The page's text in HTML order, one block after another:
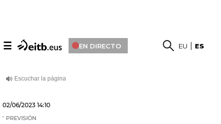
☰ EN DIRECTO EU ES
02/06/2023 14:10
PREVISIÓN